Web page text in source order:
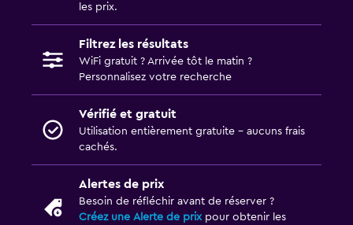
les prix.
Filtrez les résultats
WiFi gratuit ? Arrivée tôt le matin ?
Personnalisez votre recherche
Vérifié et gratuit
Utilisation entièrement gratuite - aucuns frais
cachés.
Alertes de prix
Besoin de réfléchir avant de réserver ?
Créez une Alerte de prix pour obtenir les